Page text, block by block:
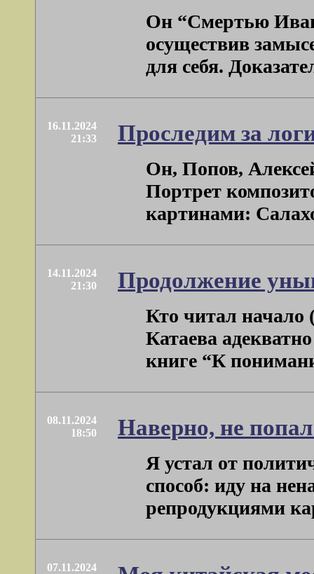
Он “Смертью
осуществив
для себя.
16.11.2024
21:33
Проследим за
Он, Попов,
Портрет
картинами:
14.11.2024
21:30
Продолжение
Кто читал начало
Катаева
книге “К
08.11.2024
18:50
Наверно, не
Я устал от
способ: иду на
репродукциями
07.11.2024